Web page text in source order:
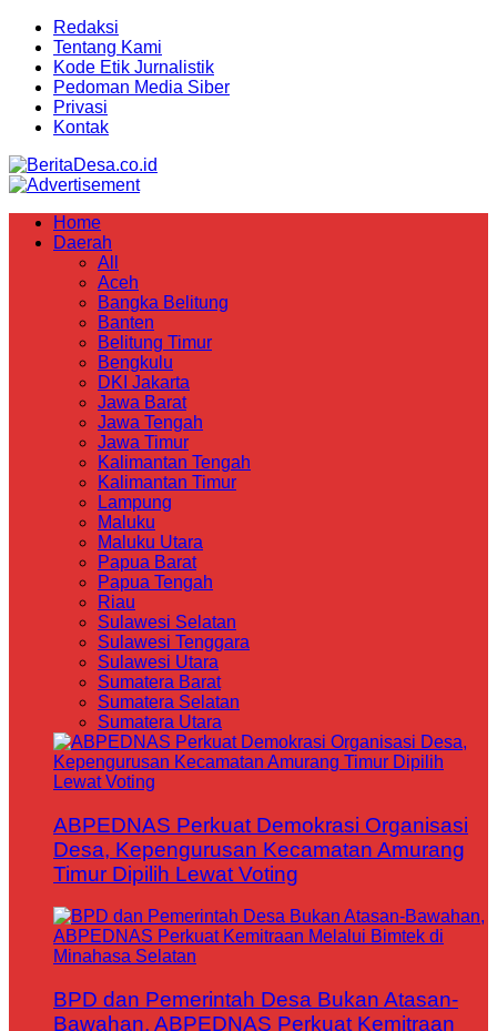
Redaksi
Tentang Kami
Kode Etik Jurnalistik
Pedoman Media Siber
Privasi
Kontak
Home
Daerah
All
Aceh
Bangka Belitung
Banten
Belitung Timur
Bengkulu
DKI Jakarta
Jawa Barat
Jawa Tengah
Jawa Timur
Kalimantan Tengah
Kalimantan Timur
Lampung
Maluku
Maluku Utara
Papua Barat
Papua Tengah
Riau
Sulawesi Selatan
Sulawesi Tenggara
Sulawesi Utara
Sumatera Barat
Sumatera Selatan
Sumatera Utara
ABPEDNAS Perkuat Demokrasi Organisasi
Desa, Kepengurusan Kecamatan Amurang
Timur Dipilih Lewat Voting
BPD dan Pemerintah Desa Bukan Atasan-
Bawahan, ABPEDNAS Perkuat Kemitraan